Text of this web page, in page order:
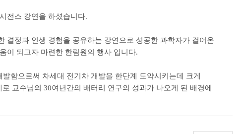
전스 강연을 하셨습니다.
결정과 인생 경험을 공유하는 강연으로 성공한 과학자가 걸어온
이 되고자 마련한 한림원의 행사 입니다.
함으로써 차세대 전기차 개발을 한단계 도약시키는데 크게
교수님의 30여년간의 배터리 연구의 성과가 나오게 된 배경에